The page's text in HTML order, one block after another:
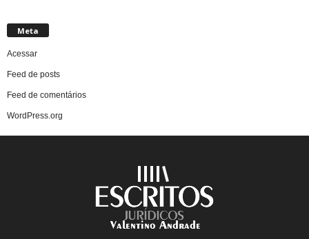
Meta
Acessar
Feed de posts
Feed de comentários
WordPress.org